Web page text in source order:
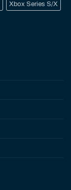
Xbox Series S/X